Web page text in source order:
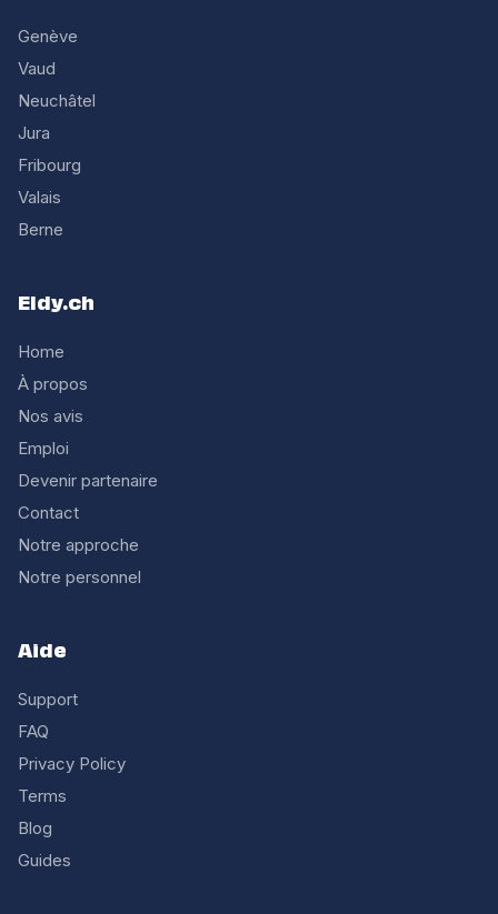
Genève
Vaud
Neuchâtel
Jura
Fribourg
Valais
Berne
Eldy.ch
Home
À propos
Nos avis
Emploi
Devenir partenaire
Contact
Notre approche
Notre personnel
Aide
Support
FAQ
Privacy Policy
Terms
Blog
Guides